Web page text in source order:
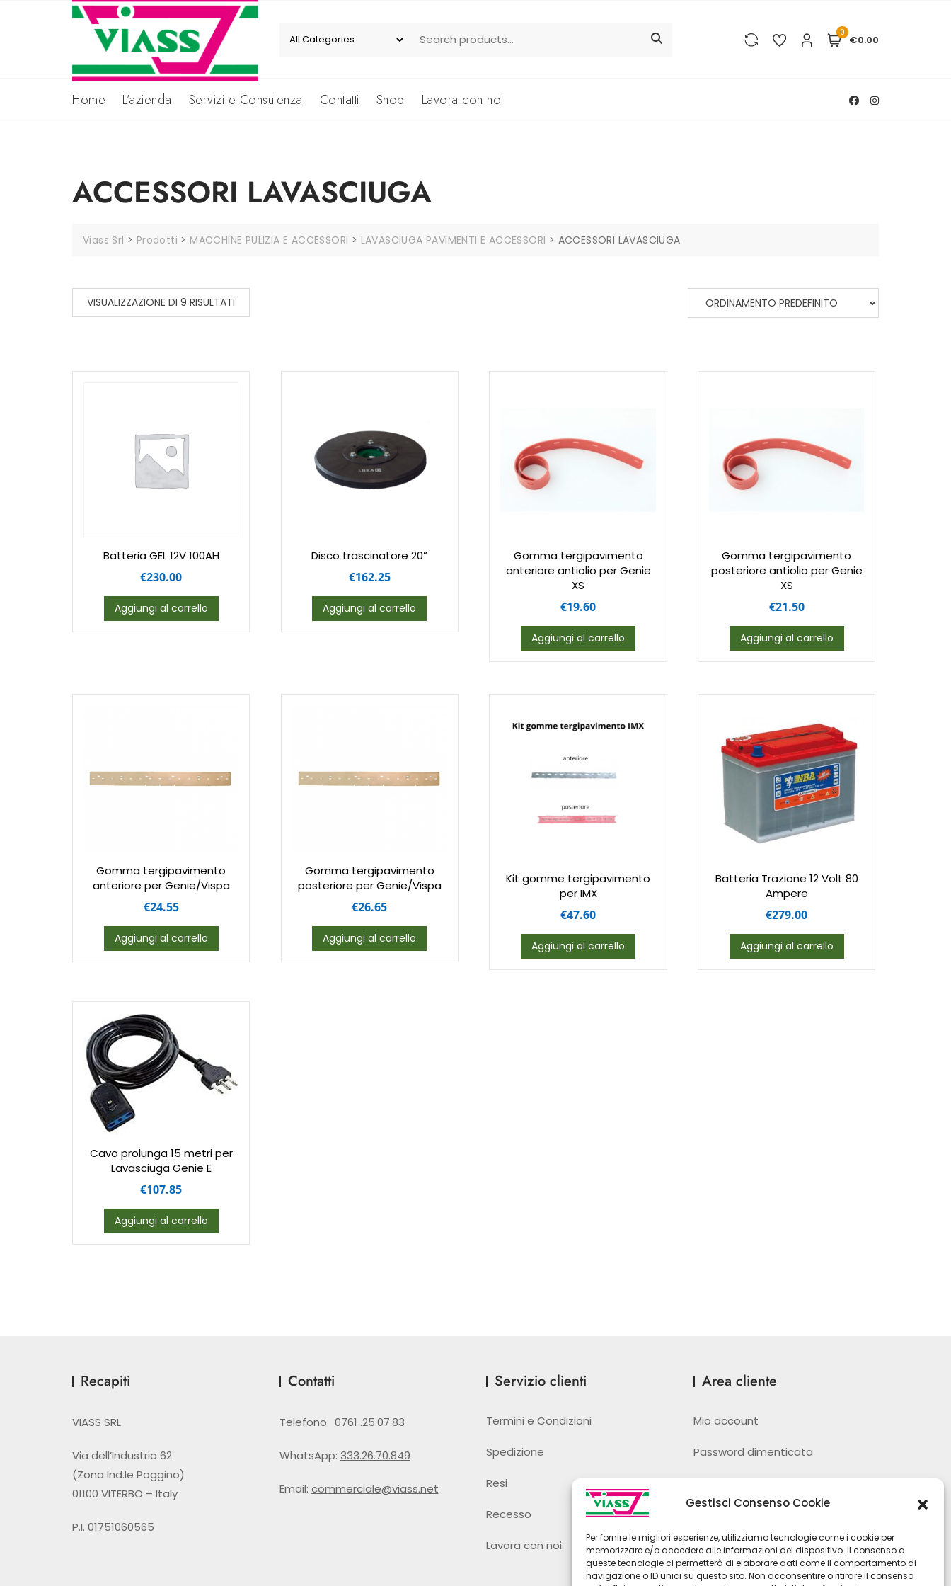
Gestisci Consenso Cookie
Per fornire le migliori esperienze, utilizziamo tecnologie come i cookie per
memorizzare e/o accedere alle informazioni del dispositivo. Il consenso a
queste tecnologie ci permetterà di elaborare dati come il comportamento di
navigazione o ID unici su questo sito. Non acconsentire o ritirare il consenso
0
€0.00
Home L’azienda Servizi e Consulenza Contatti Shop Lavora con noi
ACCESSORI LAVASCIUGA
Viass Srl > Prodotti > MACCHINE PULIZIA E ACCESSORI > LAVASCIUGA PAVIMENTI E ACCESSORI > ACCESSORI LAVASCIUGA
VISUALIZZAZIONE DI 9 RISULTATI
Batteria GEL 12V 100AH
€230.00
Aggiungi al carrello
Disco trascinatore 20”
€162.25
Aggiungi al carrello
Gomma tergipavimento
anteriore antiolio per Genie
XS
€19.60
Aggiungi al carrello
Gomma tergipavimento
posteriore antiolio per Genie
XS
€21.50
Aggiungi al carrello
Gomma tergipavimento
anteriore per Genie/Vispa
€24.55
Aggiungi al carrello
Gomma tergipavimento
posteriore per Genie/Vispa
€26.65
Aggiungi al carrello
Kit gomme tergipavimento
per IMX
€47.60
Aggiungi al carrello
Batteria Trazione 12 Volt 80
Ampere
€279.00
Aggiungi al carrello
Cavo prolunga 15 metri per
Lavasciuga Genie E
€107.85
Aggiungi al carrello
Recapiti
VIASS SRL
Via dell’Industria 62
(Zona Ind.le Poggino)
01100 VITERBO – Italy
P.I. 01751060565
Contatti
Telefono: 0761 .25.07.83
WhatsApp: 333.26.70.849
Email: commerciale@viass.net
Servizio clienti
Termini e Condizioni
Spedizione
Resi
Recesso
Lavora con noi
Area cliente
Mio account
Password dimenticata
Ordini